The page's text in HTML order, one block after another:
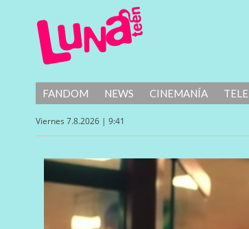
FANDOM NEWS CINEMANÍA TELE
Viernes 7.8.2026 | 9:41